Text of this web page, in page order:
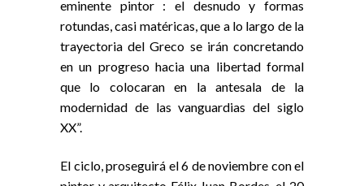
eminente pintor : el desnudo y formas
rotundas, casi matéricas, que a lo largo de la
trayectoria del Greco se irán concretando
en un progreso hacia una libertad formal
que lo colocaran en la antesala de la
modernidad de las vanguardias del siglo
XX”.
El ciclo, proseguirá el 6 de noviembre con el